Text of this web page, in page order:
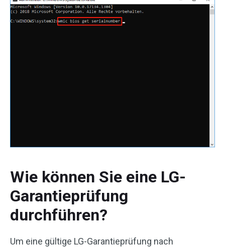
Wie können Sie eine LG-
Garantieprüfung
durchführen?
Um eine gültige LG-Garantieprüfung nach